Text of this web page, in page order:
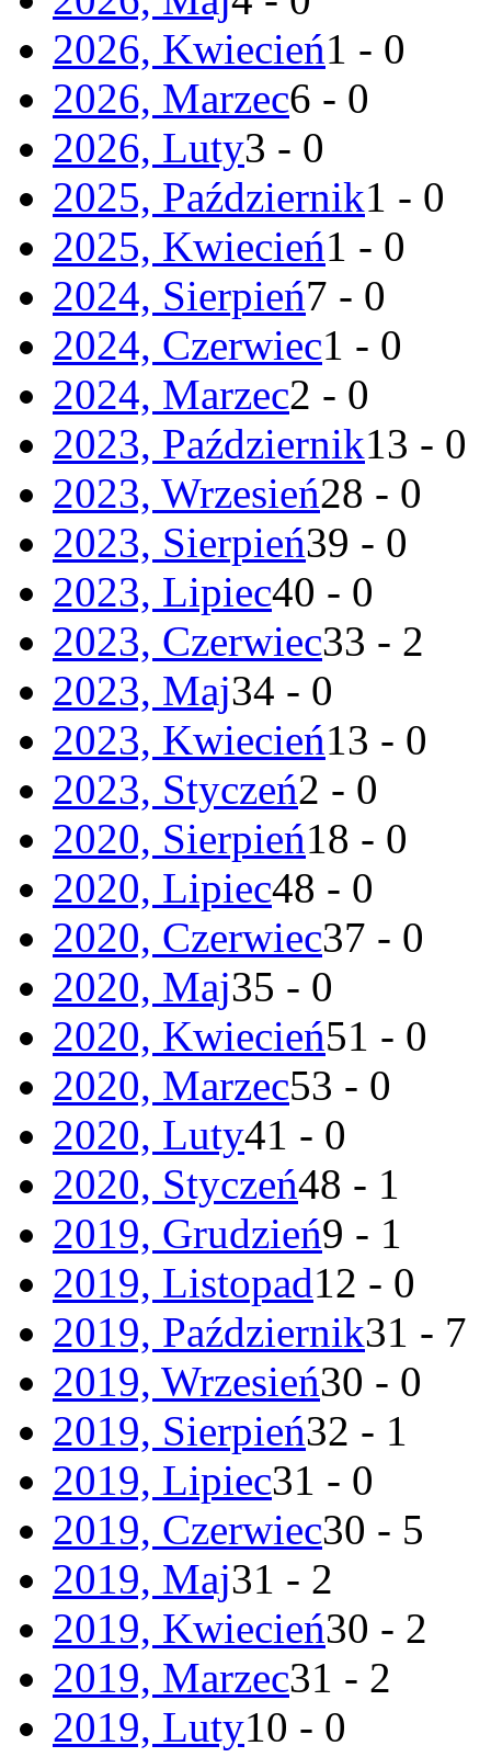
2026, Kwiecień1 - 0
2026, Marzec6 - 0
2026, Luty3 - 0
2025, Październik1 - 0
2025, Kwiecień1 - 0
2024, Sierpień7 - 0
2024, Czerwiec1 - 0
2024, Marzec2 - 0
2023, Październik13 - 0
2023, Wrzesień28 - 0
2023, Sierpień39 - 0
2023, Lipiec40 - 0
2023, Czerwiec33 - 2
2023, Maj34 - 0
2023, Kwiecień13 - 0
2023, Styczeń2 - 0
2020, Sierpień18 - 0
2020, Lipiec48 - 0
2020, Czerwiec37 - 0
2020, Maj35 - 0
2020, Kwiecień51 - 0
2020, Marzec53 - 0
2020, Luty41 - 0
2020, Styczeń48 - 1
2019, Grudzień9 - 1
2019, Listopad12 - 0
2019, Październik31 - 7
2019, Wrzesień30 - 0
2019, Sierpień32 - 1
2019, Lipiec31 - 0
2019, Czerwiec30 - 5
2019, Maj31 - 2
2019, Kwiecień30 - 2
2019, Marzec31 - 2
2019, Luty10 - 0